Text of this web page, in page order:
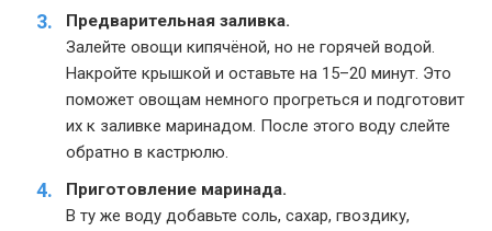
Предварительная заливка.
Залейте овощи кипячёной, но не горячей водой.
Накройте крышкой и оставьте на 15–20 минут. Это
поможет овощам немного прогреться и подготовит
их к заливке маринадом. После этого воду слейте
обратно в кастрюлю.
Приготовление маринада.
В ту же воду добавьте соль, сахар, гвоздику,